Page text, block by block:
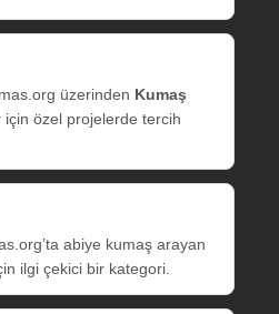
üzerinden Kumaş
için özel projelerde tercih
abiye kumaş arayan
ilgi çekici bir kategori.